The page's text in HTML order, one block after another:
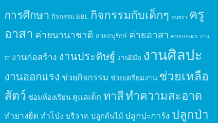
การศึกษา กิจกรรม BBL กิจกรรมกับเด็กๆ คนชรา ครู
อาสา ค่ายนานาชาติ ค่ายอนุรักษ์ ค่ายอาสา ค่ายเกษตร งาน
IT งานก่อสร้าง งานประดิษฐ์ งานฝีมือ งานศิลปะ
งานออกแรง ช่วยกิจกรรม ช่วยเตรียมงาน ช่วยเหลือ
สัตว์ ซ่อมห้องเรียน ดูแลเด็ก ทาสีทำความสะอาด
ทำยางยืด ทำโป่ง บริจาค ปลูกต้นไม้ ปลูกปะการัง ปลูกป่า